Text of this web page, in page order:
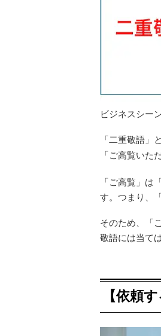
ビジネスシー
「二重敬語
「ご高覧い
「ご高覧」
す。つまり、
そのため、「
敬語には当て
【依頼